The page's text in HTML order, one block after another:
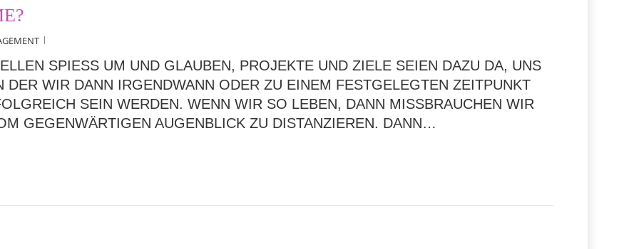
SPIESS UM UND GLAUBEN, PROJEKTE UND ZIELE SEIEN DAZU DA, UNS I
WIR DANN IRGENDWANN ODER ZU EINEM FESTGELEGTEN ZEITPUNKT G
SEIN WERDEN. WENN WIR SO LEBEN, DANN MISSBRAUCHEN WIR Z
GEGENWÄRTIGEN AUGENBLICK ZU DISTANZIEREN. DANN…